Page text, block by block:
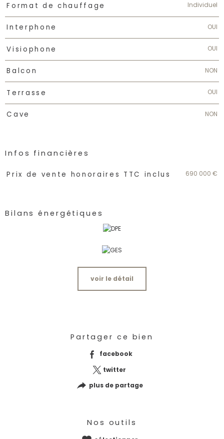
Format de chauffage Individuel
Interphone OUI
Visiophone OUI
Balcon NON
Terrasse OUI
Cave NON
Infos financières
Caractéristiques Valeurs
Prix de vente honoraires TTC inclus 690 000 €
Bilans énergétiques
voir le détail
Partager ce bien
facebook
twitter
plus de partage
Nos outils